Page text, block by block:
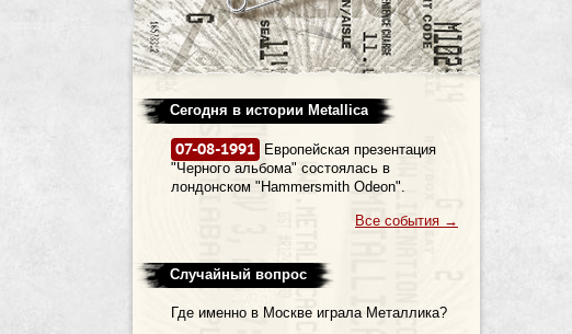
Сегодня в истории Metallica
07-08-1991
Европейская презентация
"Черного альбома" состоялась в
лондонском "Hammersmith Odeon".
Все события →
Случайный вопрос
Где именно в Москве играла Металлика?